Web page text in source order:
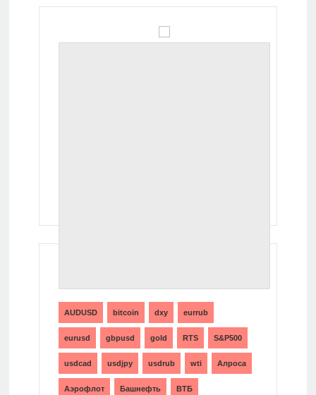
AUDUSD bitcoin dxy eurrub
eurusd gbpusd gold RTS S&P500
usdcad usdjpy usdrub wti Алроса
Аэрофлот Башнефть ВТБ